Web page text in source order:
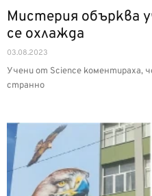
Мистерия обърква
се охлажда
03.08.2023
Учени от Science коментираха,
странно